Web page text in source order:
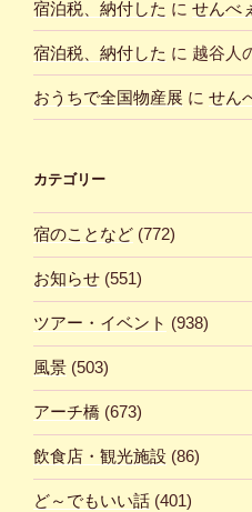
宿泊税、納付した に せんべぇ
宿泊税、納付した に 越谷人
おうちで全国物産展 に せん
カテゴリー
宿のことなど (772)
お知らせ (551)
ツアー・イベント (938)
風景 (503)
アーチ橋 (673)
飲食店・観光施設 (86)
ど～でもいい話 (401)